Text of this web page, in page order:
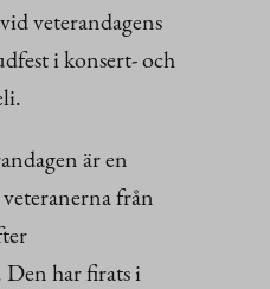
veterandagens
i konsert- och
är en
från
har firats i